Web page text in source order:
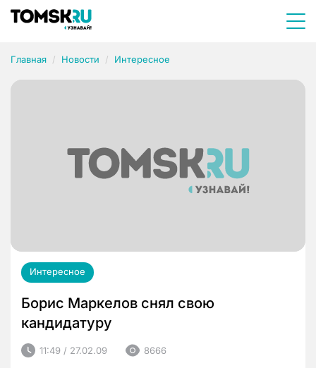
Главная Новости Интересное
Интересное
Борис Маркелов снял свою
кандидатуру
11:49 / 27.02.09 8666